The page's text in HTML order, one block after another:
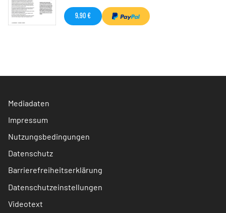
9,90 €
Mediadaten
Impressum
Nutzungsbedingungen
Datenschutz
Barrierefreiheitserklärung
Datenschutzeinstellungen
Videotext